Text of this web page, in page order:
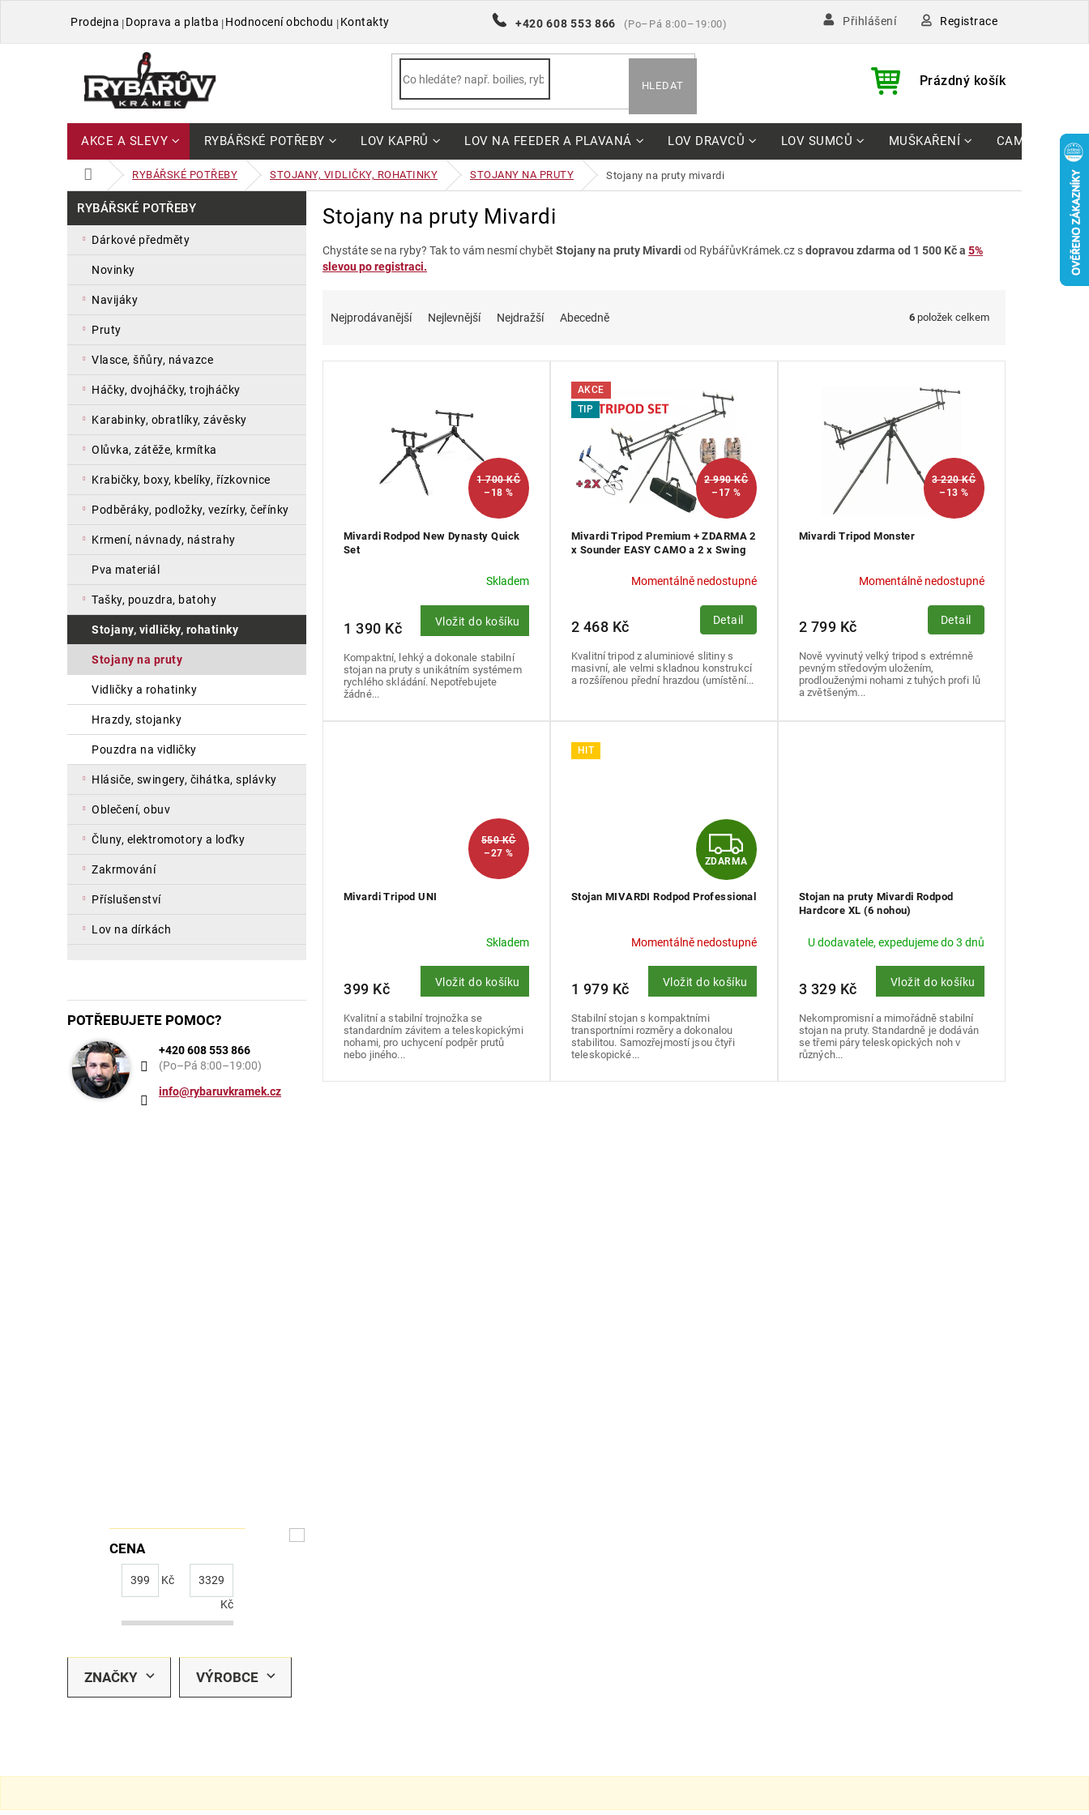
+420 608 553 866 (Po–Pá 8:00–19:00)
Prodejna Doprava a platba Hodnocení obchodu Kontakty Přihlášení Registrace
HLEDAT
NÁKUPNÍ
Prázdný košík
AKCE A SLEVY RYBÁŘSKÉ POTŘEBY LOV KAPRŮ LOV NA FEEDER A PLAVANÁ LOV DRAVCŮ LOV SUMCŮ MUŠKAŘENÍ CAMPING
DOMŮ RYBÁŘSKÉ POTŘEBY STOJANY, VIDLIČKY, ROHATINKY STOJANY NA PRUTY stojany na pruty mivardi
kategorie
RYBÁŘSKÉ POTŘEBY
dárkové předměty
novinky
navijáky
pruty
vlasce, šňůry, návazce
háčky, dvojháčky, trojháčky
karabinky, obratlíky, závěsky
olůvka, zátěže, krmítka
krabičky, boxy, kbelíky, řízkovnice
podběráky, podložky, vezírky, čeřínky
krmení, návnady, nástrahy
pva materiál
tašky, pouzdra, batohy
stojany, vidličky, rohatinky
stojany na pruty
vidličky a rohatinky
hrazdy, stojanky
pouzdra na vidličky
hlásiče, swingery, čihátka, splávky
oblečení, obuv
čluny, elektromotory a loďky
zakrmování
příslušenství
lov na dírkách
POTŘEBUJETE POMOC?
+420 608 553 866
(Po–Pá 8:00–19:00)
info@rybaruvkramek.cz
CENA
399 Kč
3329
Kč
ZNAČKY VÝROBCE
Stojany na pruty Mivardi
Chystáte se na ryby? Tak to vám nesmí chybět Stojany na pruty Mivardi od RybářůvKrámek.cz sdopravou zdarma od 1 500 Kč a 5%
slevou po registraci.
Nejprodávanější Nejlevnější Nejdražší Abecedně 6 položek celkem
1 700 KČ
–18 %
Mivardi Rodpod New Dynasty Quick
Set
Skladem
1 390 Kč Vložit do košíku
Kompaktní, lehký a dokonale stabilní
stojan na pruty s unikátním systémem
rychlého skládání. Nepotřebujete
žádné...
AKCE
TIP
2 990 KČ
–17 %
Mivardi Tripod Premium + ZDARMA 2
x Sounder EASY CAMO a 2 x Swing
Momentálně nedostupné
2 468 Kč Detail
Kvalitní tripod z aluminiové slitiny s
masivní, ale velmi skladnou konstrukcí
a rozšířenou přední hrazdou (umístění...
3 220 KČ
–13 %
Mivardi Tripod Monster
Momentálně nedostupné
2 799 Kč Detail
Nově vyvinutý velký tripod s extrémně
pevným středovým uložením,
prodlouženými nohami z tuhých profi lů
a zvětšeným...
550 KČ
–27 %
Mivardi Tripod UNI
Skladem
399 Kč Vložit do košíku
Kvalitní a stabilní trojnožka se
standardním závitem a teleskopickými
nohami, pro uchycení podpěr prutů
nebo jiného...
HIT
Z
D
A
R
M
ZDARMA
Stojan MIVARDI Rodpod Professional
Momentálně nedostupné
1 979 Kč Vložit do košíku
Stabilní stojan s kompaktními
transportními rozměry a dokonalou
stabilitou. Samozřejmostí jsou čtyři
teleskopické...
Stojan na pruty Mivardi Rodpod
Hardcore XL (6 nohou)
U dodavatele, expedujeme do 3 dnů
3 329 Kč Vložit do košíku
Nekompromisní a mimořádně stabilní
stojan na pruty. Standardně je dodáván
se třemi páry teleskopických noh v
různých...